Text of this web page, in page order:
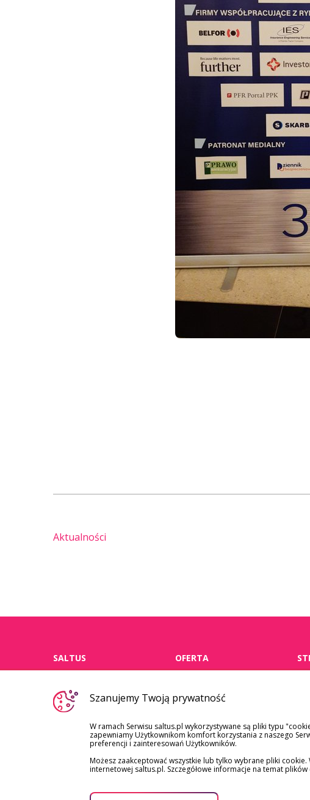
Aktualności
SALTUS
o nas
aktualności
zdrowiewpracy.pl
zrównoważony rozwój
OFERTA
indywidualnych
dla firm i instytucji
zdrowie
sprawozdania ufk
Szanujemy Twoją prywatność
W ramach Serwisu saltus.pl wykorzystywane są pliki typu
zapewniamy Użytkownikom komfort korzystania z naszego
preferencji i zainteresowań Użytkowników.
Możesz zaakceptować wszystkie lub tylko wybrane pliki
internetowej saltus.pl. Szczegółowe informacje na temat